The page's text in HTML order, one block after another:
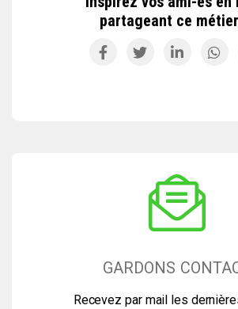
partageant ce
GARDONS
Recevez par mail les